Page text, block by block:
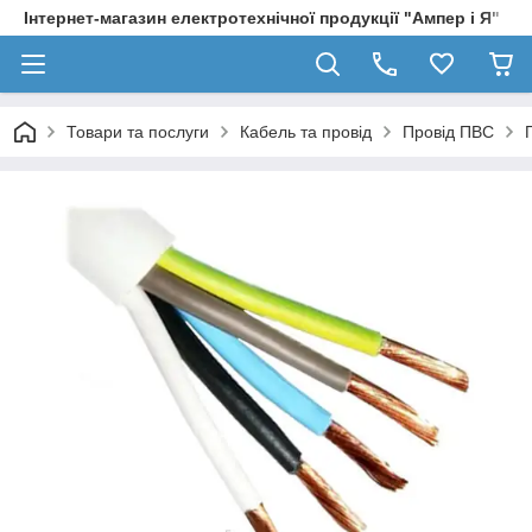
Інтернет-магазин електротехнічної продукції "Ампер і Я"
Товари та послуги Кабель та провід Провід ПВС